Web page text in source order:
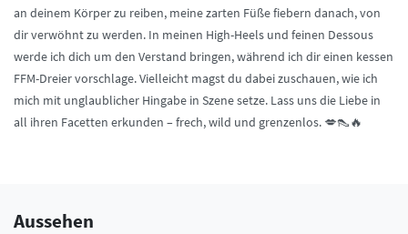
an deinem Körper zu reiben, meine zarten Füße fiebern danach, von
dir verwöhnt zu werden. In meinen High-Heels und feinen Dessous
werde ich dich um den Verstand bringen, während ich dir einen kessen
FFM-Dreier vorschlage. Vielleicht magst du dabei zuschauen, wie ich
mich mit unglaublicher Hingabe in Szene setze. Lass uns die Liebe in
all ihren Facetten erkunden – frech, wild und grenzenlos. 💋👠🔥
Aussehen